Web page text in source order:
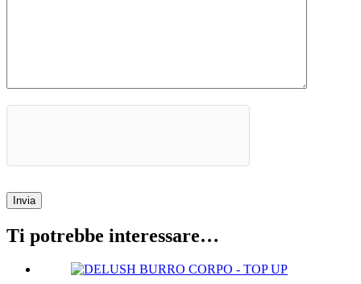
Invia
Ti potrebbe interessare…